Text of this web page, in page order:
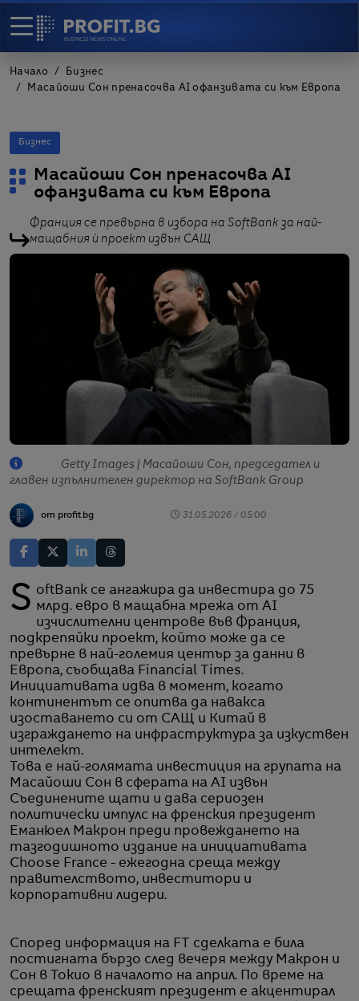
Начало
Бизнес
Масайоши Сон пренасочва AI офанзивата си към Европа
Бизнес
Масайоши Сон пренасочва AI
офанзивата си към Европа
Франция се превърна в избора на SoftBank за най-
мащабния ѝ проект извън САЩ
Getty Images | Масайоши Сон, председател и
главен изпълнителен директор на SoftBank Group
от profit.bg 31.05.2026 / 05:00
SoftBank се ангажира да инвестира до 75 млрд. евро в мащабна мрежа от AI
изчислителни центрове във Франция,
подкрепяйки проект, който може да се
превърне в най-големия център за данни в
Европа, съобщава Financial Times.
Инициативата идва в момент, когато
континентът се опитва да навакса
изоставането си от САЩ и Китай в
изграждането на инфраструктура за изкуствен
интелект.
Това е най-голямата инвестиция на групата на
Масайоши Сон в сферата на AI извън
Съединените щати и дава сериозен
политически импулс на френския президент
Еманюел Макрон преди провеждането на
тазгодишното издание на инициативата
Choose France - ежегодна среща между
правителството, инвеститори и
корпоративни лидери.
Според информация на FT сделката е била
постигната бързо след вечеря между Макрон и
Сон в Токио в началото на април. По време на
срещата френският президент е акцентирал